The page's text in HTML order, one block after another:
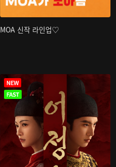
MOA 신작 라인업♡